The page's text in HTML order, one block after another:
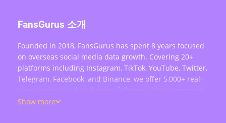
FansGurus 소개
Founded in 2018, FansGurus has spent 8 years focused
on overseas social media data growth. Covering 20+
platforms including Instagram, TikTok, YouTube, Twitter,
Telegram, Facebook, and Binance, we offer 5,000+ real-
views, retweets, and live stream engagement — serving
Show more